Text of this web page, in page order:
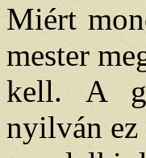
Miért
mester
kell. A
nyilván